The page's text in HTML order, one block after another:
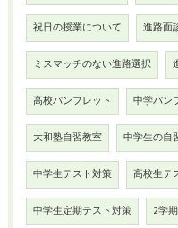
祝日の授業について 進路面
ミスマッチのない進路選択
高校パンフレット 中学パン
大和塾自習教室 中学生の自
中学生テスト対策 高校生テ
中学生定期テスト対策 2学